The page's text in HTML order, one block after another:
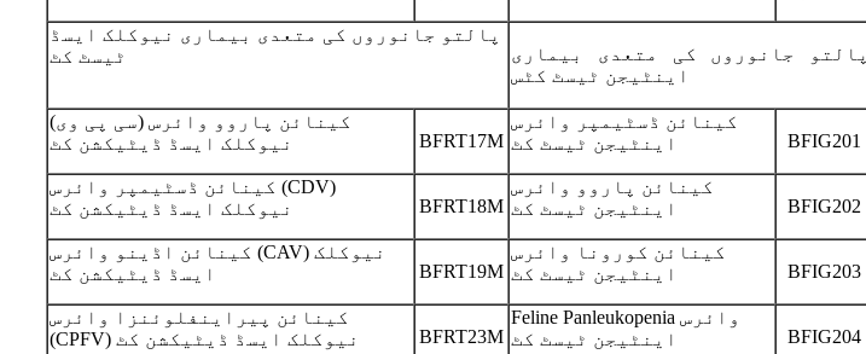
پالتو جانوروں کی متعدی بیماری نیوکلک ایسڈ
ٹیسٹ کٹ
پالتو جانوروں کی متعدی بیماری
اینٹیجن ٹیسٹ کٹس
کینائن پاروو وائرس (سی پی وی)
نیوکلک ایسڈ ڈیٹیکشن کٹ
BFRT17M
کینائن ڈسٹیمپر وائرس
اینٹیجن ٹیسٹ کٹ
BFIG201
کینائن ڈسٹیمپر وائرس (CDV)
نیوکلک ایسڈ ڈیٹیکشن کٹ
BFRT18M
کینائن پاروو وائرس
اینٹیجن ٹیسٹ کٹ
BFIG202
کینائن اڈینو وائرس (CAV) نیوکلک
ایسڈ ڈیٹیکشن کٹ
BFRT19M
کینائن کورونا وائرس
اینٹیجن ٹیسٹ کٹ
BFIG203
کینائن پیراینفلوئنزا وائرس
(CPFV) نیوکلک ایسڈ ڈیٹیکشن کٹ
BFRT23M
Feline Panleukopenia وائرس
اینٹیجن ٹیسٹ کٹ
BFIG204